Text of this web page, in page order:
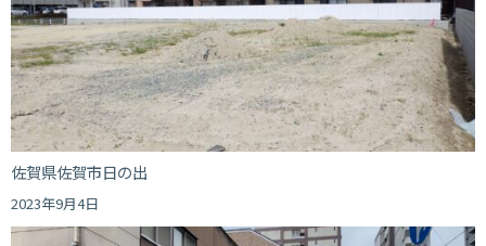
佐賀県佐賀市日の出
2023年9月4日